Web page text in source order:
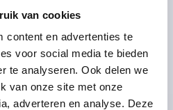
van cookies
content en advertenties te
voor social media te bieden
te analyseren. Ook delen we
van onze site met onze
adverteren en analyse. Deze
DETAILS